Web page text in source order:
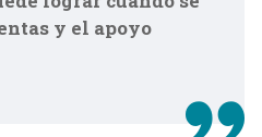
y el apoyo